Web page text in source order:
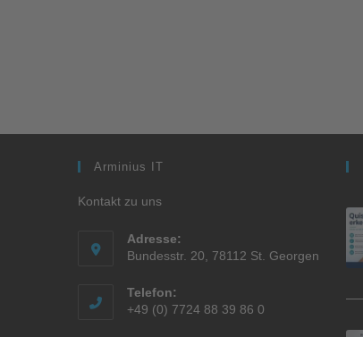
Arminius IT
Kontakt zu uns
Adresse:
Bundesstr. 20, 78112 St. Georgen
Telefon:
+49 (0) 7724 88 39 86 0